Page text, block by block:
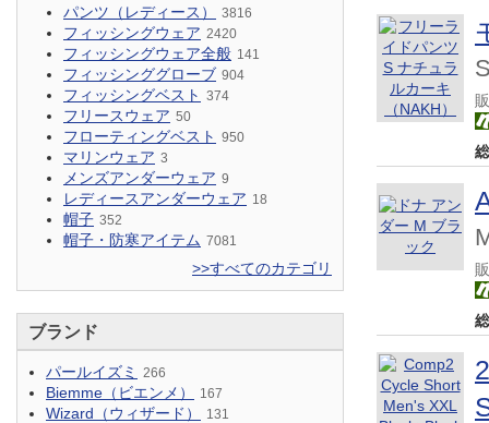
パンツ（レディース） 3816
フィッシングウェア 2420
フィッシングウェア全般 141
フィッシンググローブ 904
フィッシングベスト 374
フリースウェア 50
フローティングベスト 950
マリンウェア 3
メンズアンダーウェア 9
レディースアンダーウェア 18
帽子 352
帽子・防寒アイテム 7081
>>すべてのカテゴリ
ブランド
パールイズミ 266
Biemme（ビエンメ） 167
Wizard（ウィザード） 131